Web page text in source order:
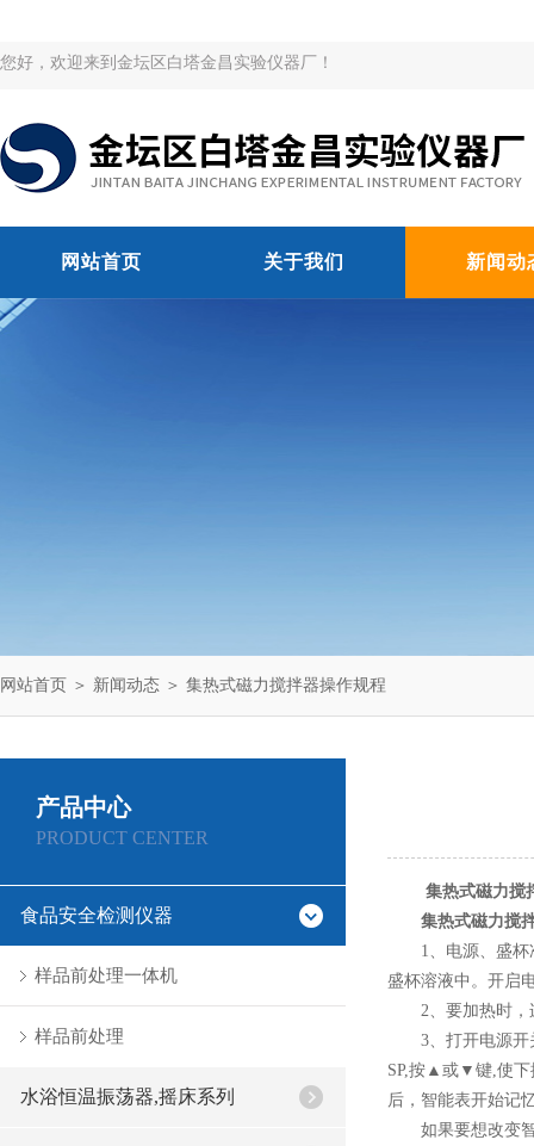
您好，欢迎来到金坛区白塔金昌实验仪器厂！
网站首页 关于我们 新闻动
网站首页 ＞ 新闻动态 ＞ 集热式磁力搅拌器操作规程
产品中心
PRODUCT CENTER
食品安全检测仪器
样品前处理一体机
样品前处理
水浴恒温振荡器,摇床系列
集热式磁力搅
集热式磁力搅
1、电源、盛杯准
盛杯溶液中。开启
2、要加热时，连
3、打开电源开关
SP,按▲或▼键,使下
后，智能表开始记
如果要想改变智